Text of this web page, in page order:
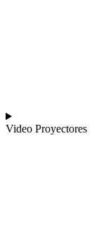
Video Proyectores